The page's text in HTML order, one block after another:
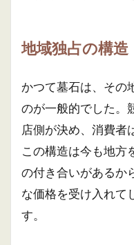
地域独占の構造
かつて墓石は、その
のが一般的でした。
店側が決め、消費者
この構造は今も地方
の付き合いがあるか
な価格を受け入れて
す。